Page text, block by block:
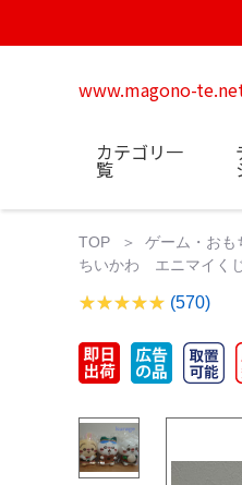
www.magono-
カテゴリ一
覧
TOP ゲーム・おも
ちいかわ エニマイく
(570)